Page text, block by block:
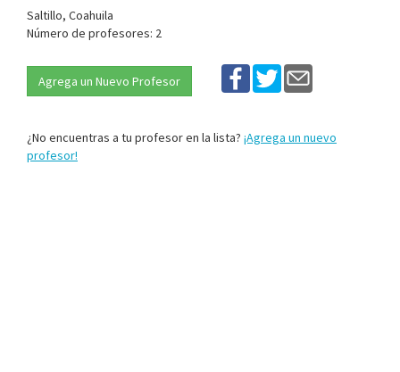
Saltillo, Coahuila
Número de profesores: 2
Agrega un Nuevo Profesor
¿No encuentras a tu profesor en la lista? ¡Agrega un nuevo
profesor!